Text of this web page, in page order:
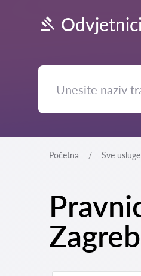
Početna Sve usluge
Zagreb